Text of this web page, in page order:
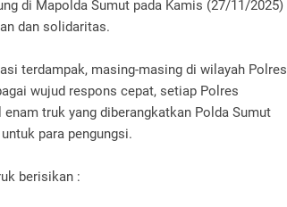
di Mapolda Sumut pada Kamis (27/11/2025)
dan solidaritas.
terdampak, masing-masing di wilayah Polres
wujud respons cepat, setiap Polres
truk yang diberangkatkan Polda Sumut
para pengungsi.
berisikan :